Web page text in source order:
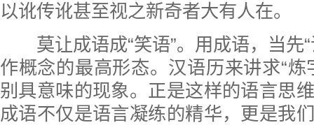
以讹传讹甚至视之新奇者大有人在。
莫让成语成“笑语”。用成语，当先“
作概念的最高形态。汉语历来讲求“炼
别具意味的现象。正是这样的语言思
成语不仅是语言凝练的精华，更是我